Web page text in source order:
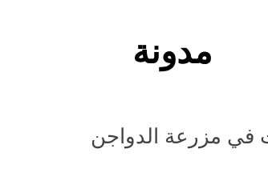
مدونة
في مزرعة الدواجن